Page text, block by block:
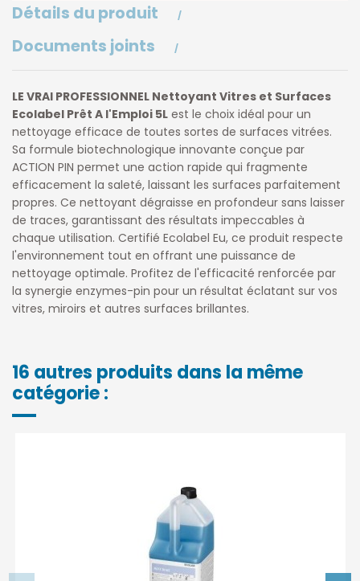
Détails du produit
Documents joints
LE VRAI PROFESSIONNEL Nettoyant Vitres et Surfaces
Ecolabel Prêt A l'Emploi 5L est le choix idéal pour un
nettoyage efficace de toutes sortes de surfaces vitrées.
Sa formule biotechnologique innovante conçue par
ACTION PIN permet une action rapide qui fragmente
efficacement la saleté, laissant les surfaces parfaitement
propres. Ce nettoyant dégraisse en profondeur sans laisser
de traces, garantissant des résultats impeccables à
chaque utilisation. Certifié Ecolabel Eu, ce produit respecte
l'environnement tout en offrant une puissance de
nettoyage optimale. Profitez de l'efficacité renforcée par
la synergie enzymes-pin pour un résultat éclatant sur vos
vitres, miroirs et autres surfaces brillantes.
16 autres produits dans la même
catégorie :